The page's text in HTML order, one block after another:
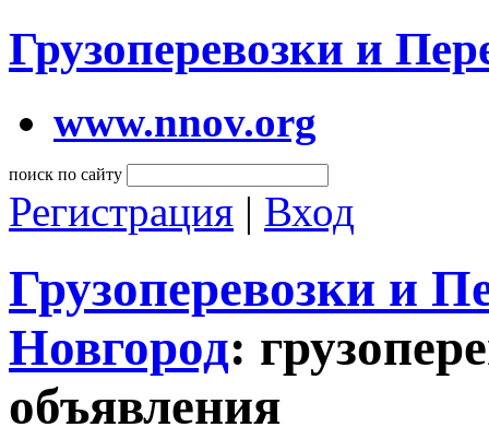
Грузоперевозки и
www.nnov.org
поиск по сайту
Регистрация | Вход
Грузоперевозки и
Новгород:
объявления